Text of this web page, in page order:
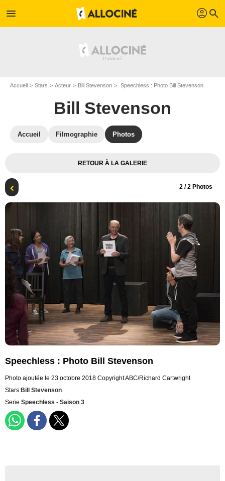
menu profil search
Accueil Stars Acteur Bill Stevenson Speechless : Photo Bill Stevenson
Bill Stevenson
Accueil Filmographie Photos
RETOUR À LA GALERIE
2 / 2 Photos
Speechless : Photo Bill Stevenson
Photo ajoutée le 23 octobre 2018 Copyright ABC/Richard Cartwright
Stars Bill Stevenson
Serie Speechless - Saison 3